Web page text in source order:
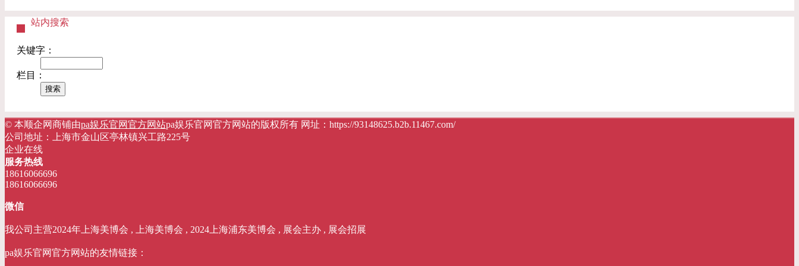
站内搜索
关键字：
栏目：
© 本顺企网商铺由pa娱乐官网官方网站pa娱乐官网官方网站的版权所有 网址：https://93148625.b2b.11467.com/
公司地址：上海市金山区亭林镇兴工路225号
企业在线
服务热线
18616066696
18616066696
微信
我公司主营2024年上海美博会 , 上海美博会 , 2024上海浦东美博会 , 展会主办 , 展会招展
pa娱乐官网官方网站的友情链接：